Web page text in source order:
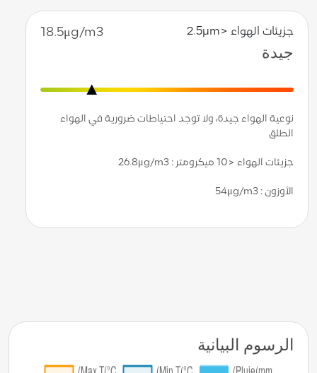
جزيئات الهواء <2.5µm
جيدة
18.5μg/m3
نوعية الهواء جيدة، ولا توجد احتياطات ضرورية في الهواء
الطلق
جزيئات الهواء <10 ميكرومتر : 26.8μg/m3
الأوزون : 54μg/m3
الرسوم البيانية